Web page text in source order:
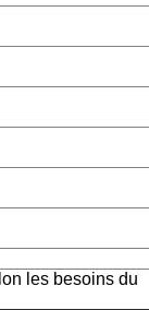
les besoins du